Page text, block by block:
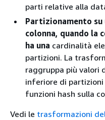
parti relative alla
Partizionamento su
colonna, quando la
ha una cardinalità
partizioni. La
raggruppa più valori
inferiore di
funzioni hash sulla
Vedi le trasformazioni